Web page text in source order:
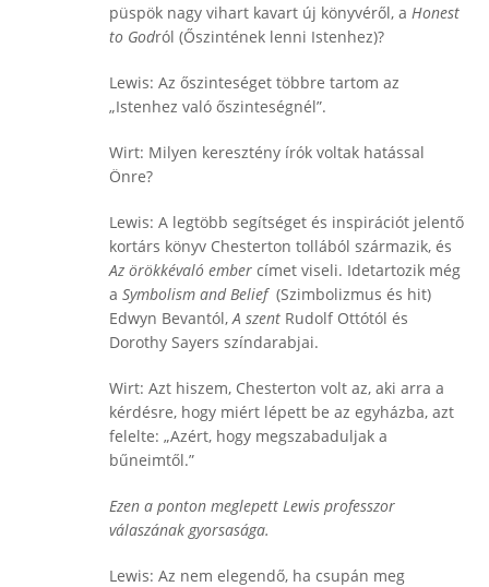
püspök nagy vihart kavart új könyvéről, a Honest
to Godról (Őszintének lenni Istenhez)?
Lewis: Az őszinteséget többre tartom az
„Istenhez való őszinteségnél”.
Wirt: Milyen keresztény írók voltak hatással
Önre?
Lewis: A legtöbb segítséget és inspirációt jelentő
kortárs könyv Chesterton tollából származik, és
Az örökkévaló ember címet viseli. Idetartozik még
a Symbolism and Belief(Szimbolizmus és hit)
Edwyn Bevantól, A szent Rudolf Ottótól és
Dorothy Sayers színdarabjai.
Wirt: Azt hiszem, Chesterton volt az, aki arra a
kérdésre, hogy miért lépett be az egyházba, azt
felelte: „Azért, hogy megszabaduljak a
bűneimtől.”
Ezen a ponton meglepett Lewis professzor
válaszának gyorsasága.
Lewis: Az nem elegendő, ha csupán meg